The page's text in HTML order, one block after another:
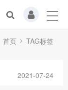
首页 TAG标签
2021-07-24